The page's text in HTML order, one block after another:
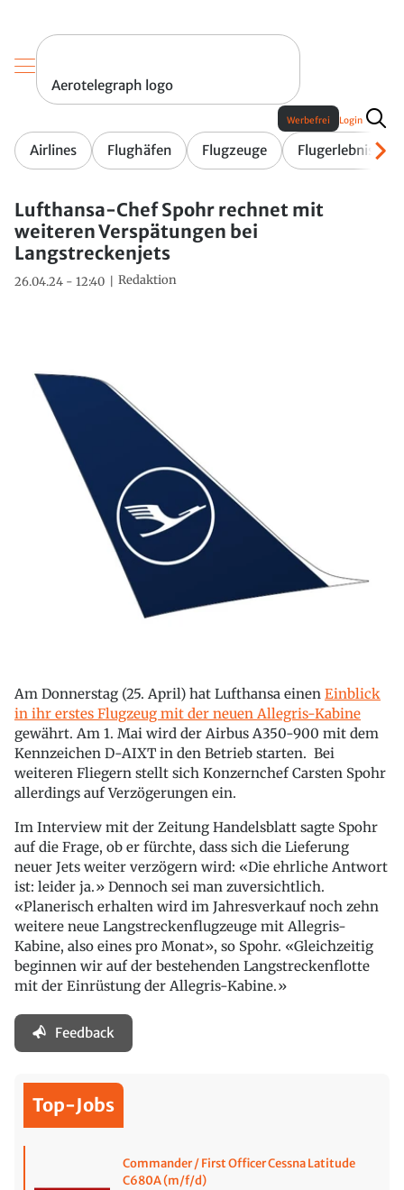
Aerotelegraph logo
Airlines Flughäfen Flugzeuge Flugerlebnis
Werbefrei Login
Lufthansa-Chef Spohr rechnet mit
weiteren Verspätungen bei
Langstreckenjets
26.04.24 - 12:40 Redaktion
Am Donnerstag (25. April) hat Lufthansa einen Einblick
in ihr erstes Flugzeug mit der neuen Allegris-Kabine
gewährt. Am 1. Mai wird der Airbus A350-900 mit dem
Kennzeichen D-AIXT in den Betrieb starten. Bei
weiteren Fliegern stellt sich Konzernchef Carsten Spohr
allerdings auf Verzögerungen ein.
Im Interview mit der Zeitung Handelsblatt sagte Spohr
auf die Frage, ob er fürchte, dass sich die Lieferung
neuer Jets weiter verzögern wird: «Die ehrliche Antwort
ist: leider ja.» Dennoch sei man zuversichtlich.
«Planerisch erhalten wird im Jahresverkauf noch zehn
weitere neue Langstreckenflugzeuge mit Allegris-
Kabine, also eines pro Monat», so Spohr. «Gleichzeitig
beginnen wir auf der bestehenden Langstreckenflotte
mit der Einrüstung der Allegris-Kabine.»
Feedback
Top-Jobs
Commander / First Officer Cessna Latitude
C680A (m/f/d)